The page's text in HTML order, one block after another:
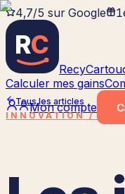
4,7/5 sur Google
RC
Calculer mes gains
Mon compte
Tous les articles
INNOVATION /